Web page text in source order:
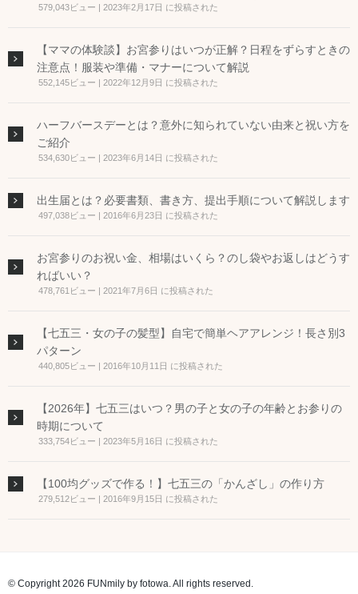
579,043ビュー 2023年2月17日 に投稿された
【ママの体験談】お宮参りはいつが正解？日程をずらすときの
注意点！服装や準備・マナーについて解説
552,145ビュー 2022年12月9日 に投稿された
ハーフバースデーとは？意外に知られていない由来と祝い方を
ご紹介
534,630ビュー 2023年6月14日 に投稿された
出生届とは？必要書類、書き方、提出手順について解説します
497,038ビュー 2016年6月23日 に投稿された
お宮参りのお祝い金、相場はいくら？のし袋やお返しはどうす
ればいい？
478,761ビュー 2021年7月6日 に投稿された
【七五三・女の子の髪型】自宅で簡単ヘアアレンジ！長さ別3
パターン
440,805ビュー 2016年10月11日 に投稿された
【2026年】七五三はいつ？男の子と女の子の年齢とお参りの
時期について
333,754ビュー 2023年5月16日 に投稿された
【100均グッズで作る！】七五三の「かんざし」の作り方
279,512ビュー 2016年9月15日 に投稿された
© Copyright 2026 FUNmily by fotowa. All rights reserved.